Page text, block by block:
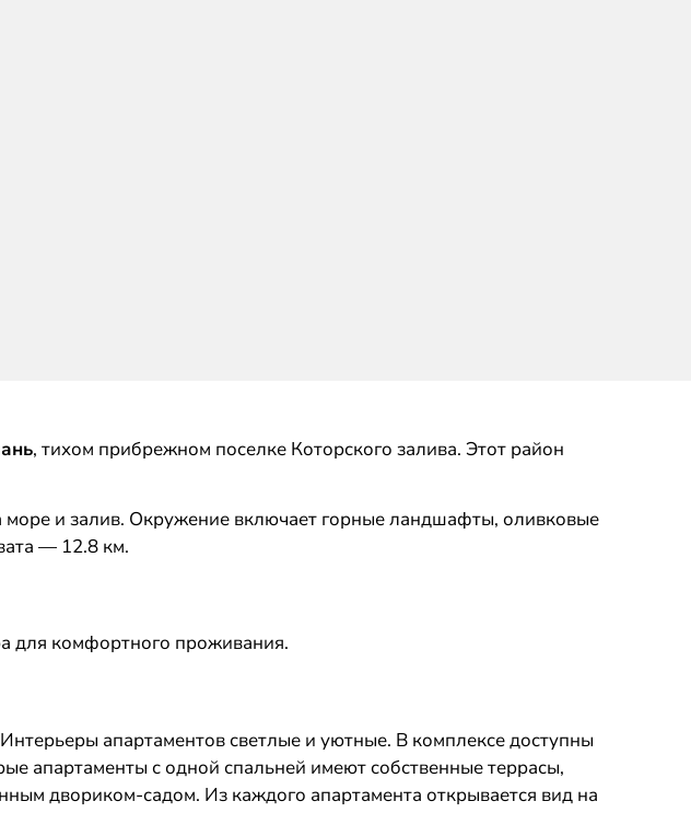
, тихом прибрежном поселке Которского залива. Этот район
и залив. Окружение включает горные ландшафты, оливковые
— 12.8 км.
для комфортного проживания.
апартаментов светлые и уютные. В комплексе доступны
апартаменты с одной спальней имеют собственные террасы,
двориком-садом. Из каждого апартамента открывается вид на